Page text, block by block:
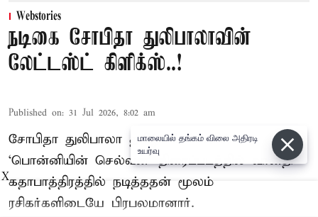
Webstories
நடிகை சோபிதா துலிபாலாவின்
லேட்டஸ்ட் கிளிக்ஸ்..!
Published on: 31 Jul 2026, 8:02 am
சோபிதா துலிபாலா தமிழ் சினிமாவில்
‘பொன்னியின் செல்வன்’ திரைப்படத்தில் வானதி
கதாபாத்திரத்தில் நடித்ததன் மூலம்
ரசிகர்களிடையே பிரபலமானார்.
X
மாலையில் தங்கம் விலை அதிரடி
உயர்வு